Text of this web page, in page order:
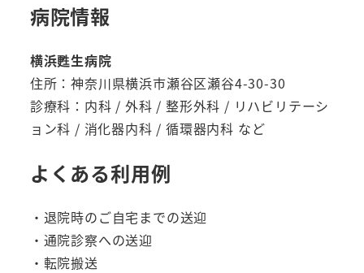
病院情報
横浜甦生病院
住所：神奈川県横浜市瀬谷区瀬谷4-30-30
診療科：内科 / 外科 / 整形外科 / リハビリテーシ
ョン科 / 消化器内科 / 循環器内科 など
よくある利用例
・退院時のご自宅までの送迎
・通院診察への送迎
・転院搬送